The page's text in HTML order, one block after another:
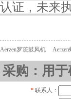
认证，未来
Aerzen罗茨鼓风机
采购：用
* 联系人：